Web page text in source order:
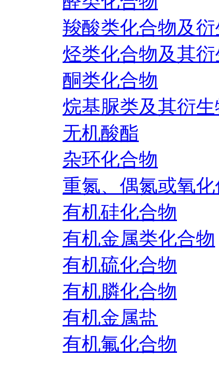
羧酸类化合物及
烃类化合物及其
酮类化合物
烷基脲类及其衍
无机酸酯
杂环化合物
重氮、偶氮或氧
有机硅化合物
有机金属类化合物
有机硫化合物
有机膦化合物
有机金属盐
有机氟化合物